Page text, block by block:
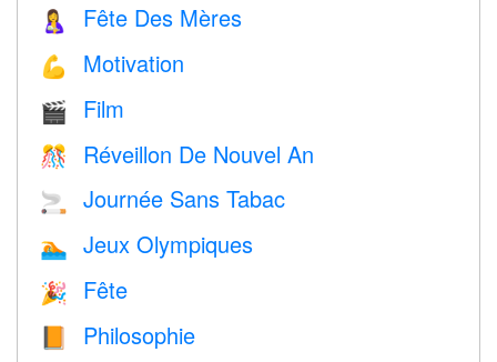
🤱 Fête Des Mères
💪 Motivation
🎬 Film
🎊 Réveillon De Nouvel An
🚬 Journée Sans Tabac
🏊 Jeux Olympiques
🎉 Fête
Philosophie